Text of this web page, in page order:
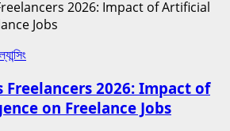
Freelancers 2026: Impact of
on Freelance Jobs